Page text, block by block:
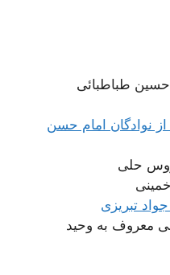
حسین طباطبائى
نوادگان امام حسن
حلى
تبریزى
معروف به وحید